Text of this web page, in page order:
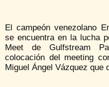
El campeón venezolano
se encuentra en la lucha
Meet de Gulfstream
colocación del meeting
Miguel Ángel Vázquez que